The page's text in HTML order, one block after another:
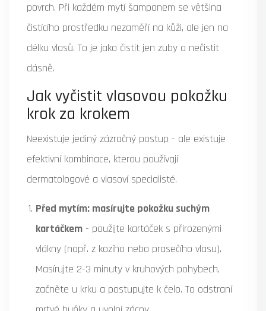
povrch. Při každém mytí šamponem se většina
čistícího prostředku nezaměří na kůži, ale jen na
délku vlasů. To je jako čistit jen zuby a nečistit
dásně.
Jak vyčistit vlasovou pokožku
krok za krokem
Neexistuje jediný zázračný postup - ale existuje
efektivní kombinace, kterou používají
dermatologové a vlasoví specialisté.
Před mytím: masírujte pokožku suchým
kartáčkem - použijte kartáček s přirozenými
vlákny (např. z kozího nebo prasečího vlasu).
Masírujte 2-3 minuty v kruhových pohybech,
začněte u krku a postupujte k čelo. To odstraní